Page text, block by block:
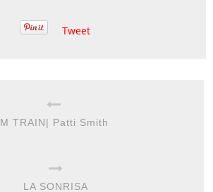
Tweet
M TRAIN| Patti Smith
LA SONRISA